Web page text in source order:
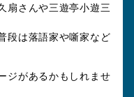
扇さんや三遊亭小遊三
段は落語家や噺家など
ジがあるかもしれませ